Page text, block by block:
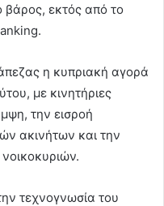
βάρος, εκτός από το
η κυπριακή αγορά
με κινητήριες
την εισροή
ακινήτων και την
τεχνογνωσία του